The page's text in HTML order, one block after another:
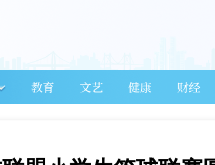
教育 文艺 健康 财经